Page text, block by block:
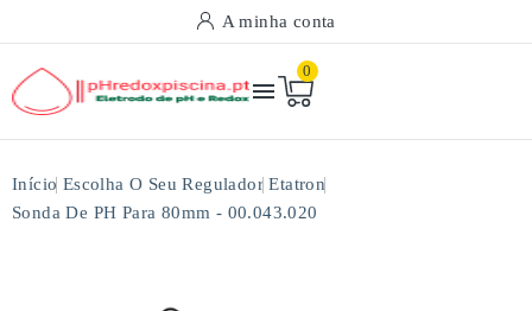
A minha conta

0
Início Escolha O Seu Regulador Etatron
Sonda De PH Para 80mm - 00.043.020